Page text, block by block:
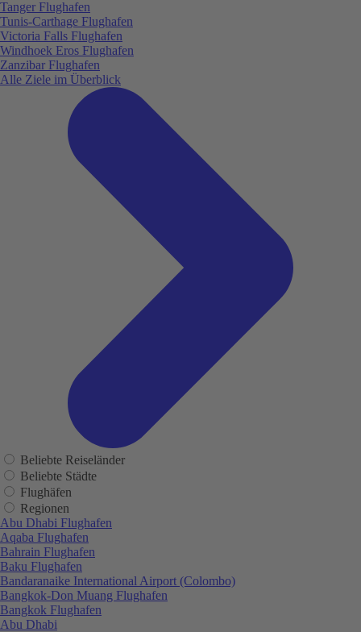
Tanger Flughafen
Tunis-Carthage Flughafen
Victoria Falls Flughafen
Windhoek Eros Flughafen
Zanzibar Flughafen
Alle Ziele im Überblick
Beliebte Reiseländer
Beliebte Städte
Flughäfen
Regionen
Abu Dhabi Flughafen
Aqaba Flughafen
Bahrain Flughafen
Baku Flughafen
Bandaranaike International Airport (Colombo)
Bangkok-Don Muang Flughafen
Bangkok Flughafen
Abu Dhabi